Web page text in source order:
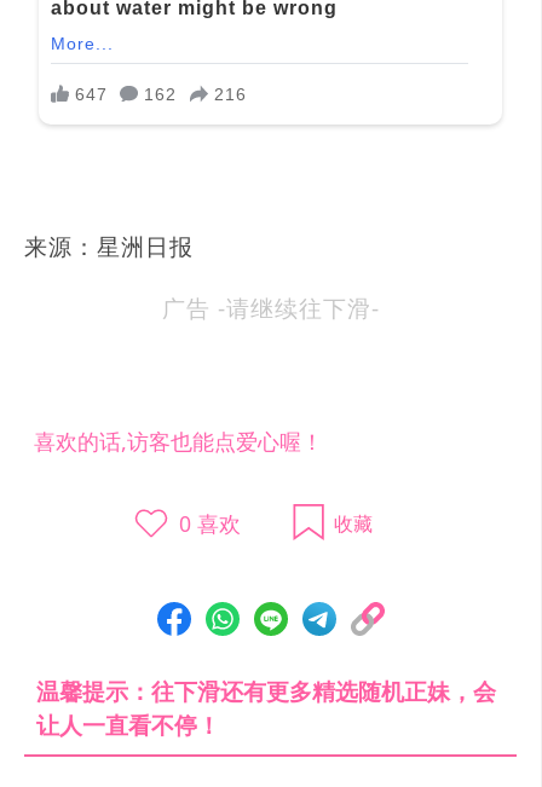
来源：星洲日报
广告 -请继续往下滑-
喜欢的话,访客也能点爱心喔！
0喜欢 收藏
温馨提示：往下滑还有更多精选随机正妹，会
让人一直看不停！